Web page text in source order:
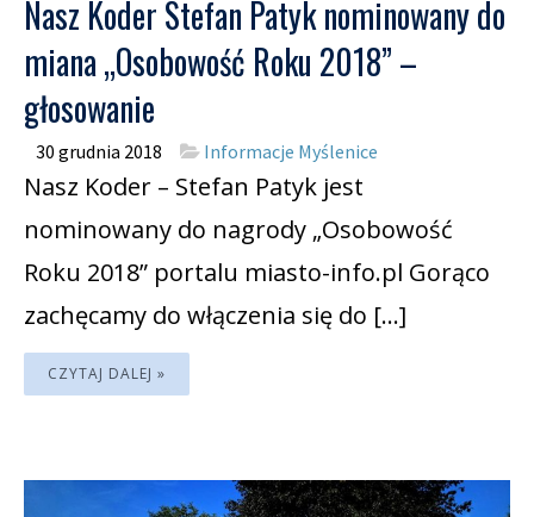
Nasz Koder Stefan Patyk nominowany do
miana „Osobowość Roku 2018” –
głosowanie
30 grudnia 2018 Informacje Myślenice
Nasz Koder – Stefan Patyk jest
nominowany do nagrody „Osobowość
Roku 2018” portalu miasto-info.pl Gorąco
zachęcamy do włączenia się do […]
CZYTAJ DALEJ »